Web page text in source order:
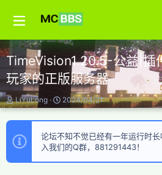
TimeVision1.20.5-公益|插
玩家的正版服务器
主
题
发
人
LiYuLong
开
始
时
2024/04/21
论坛不知不觉已经有一年运行时
入我们的Q群，881291443！